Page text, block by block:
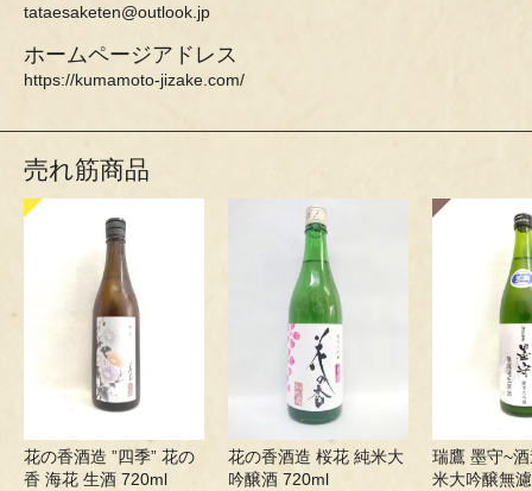
tataesaketen@outlook.jp
ホームページアドレス
https://kumamoto-jizake.com/
売れ筋商品
花の香酒造 ”四季” 花の
香 海花 生酒 720ml
花の香酒造 桜花 純米大
吟醸酒 720ml
瑞鷹 墨守~
米大吟醸無